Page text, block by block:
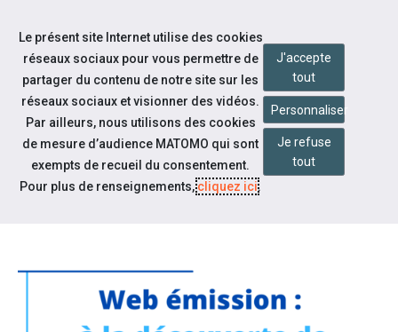
Aller au contenu
Notre actualité
WEB ÉMISSION : À LA
Le présent site Internet utilise des cookies
réseaux sociaux pour vous permettre de
partager du contenu de notre site sur les
réseaux sociaux et visionner des vidéos.
Par ailleurs, nous utilisons des cookies
de mesure d’audience MATOMO qui sont
exempts de recueil du consentement.
Pour plus de renseignements,cliquez ici.
J'accepte
tout
Personnaliser
Je refuse
tout